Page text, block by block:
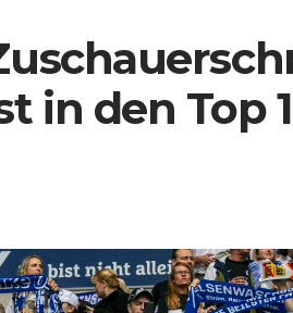
in den Top